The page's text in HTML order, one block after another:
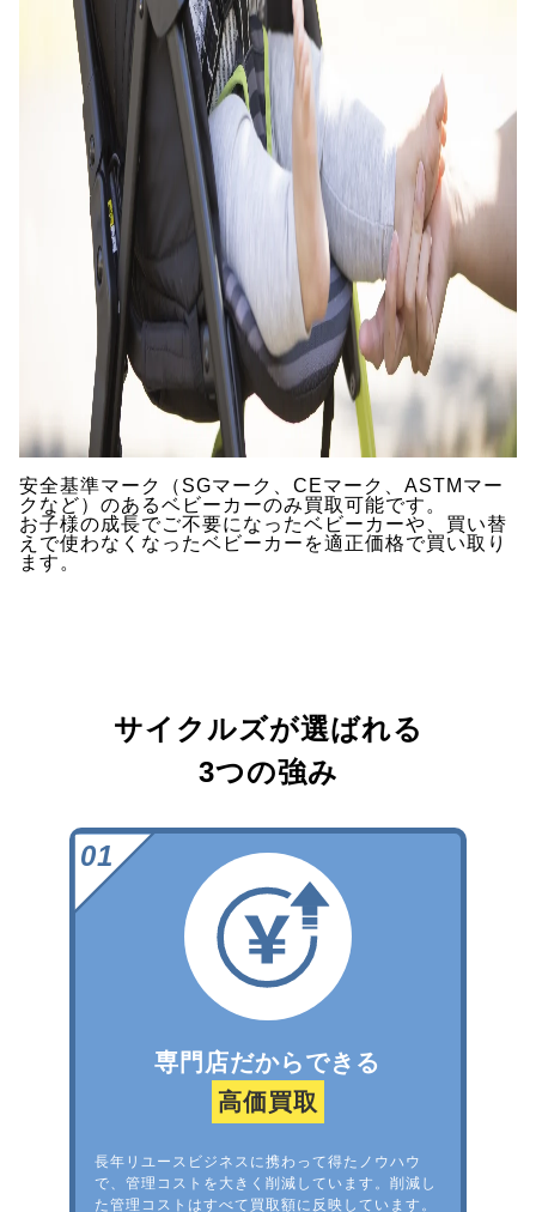
安全基準マーク（SGマーク、CEマーク、ASTMマー
クなど）のあるベビーカーのみ買取可能です。
お子様の成長でご不要になったベビーカーや、買い替
えで使わなくなったベビーカーを適正価格で買い取り
ます。
サイクルズが選ばれる
3つの強み
専門店だからできる
高価買取
長年リユースビジネスに携わって得たノウハウ
で、管理コストを大きく削減しています。削減し
た管理コストはすべて買取額に反映しています。